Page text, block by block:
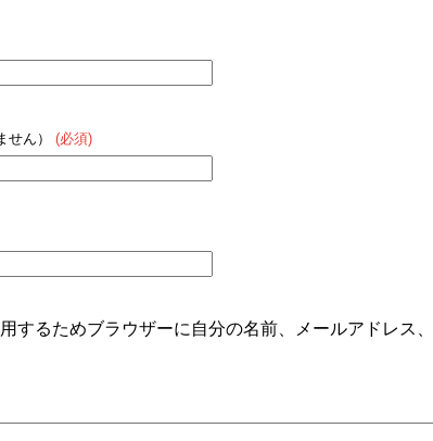
せん） (必須)
するためブラウザーに自分の名前、メールアドレス